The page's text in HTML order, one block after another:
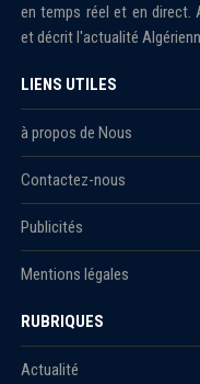
en temps réel et en direct.
et décrit l'actualité
LIENS UTILES
à propos de Nous
Contactez-nous
Publicités
Mentions légales
RUBRIQUES
Actualité